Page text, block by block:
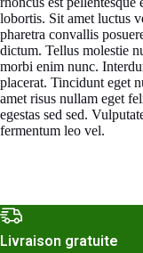
lobortis. Sit amet luctus
pharetra convallis
dictum. Tellus molestie
morbi enim nunc.
placerat. Tincidunt eget
amet risus nullam eget
egestas sed sed.
fermentum leo vel.
Livraison gratuite